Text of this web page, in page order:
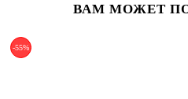
ВАМ МОЖЕТ
-55%